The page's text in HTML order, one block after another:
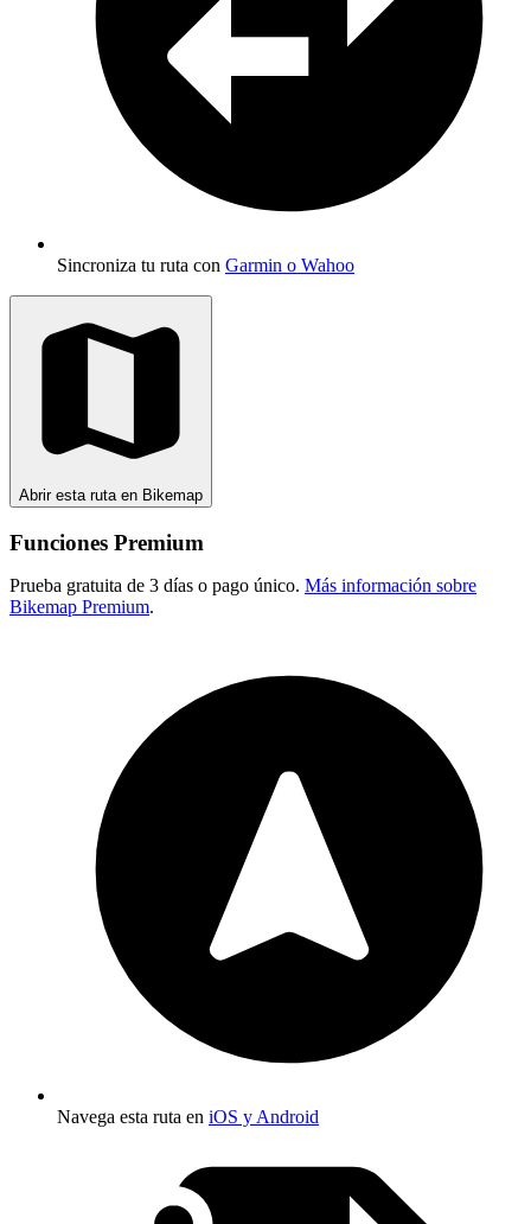
Sincroniza tu ruta con Garmin o Wahoo
Abrir esta ruta en Bikemap
Funciones Premium
Prueba gratuita de 3 días o pago único. Más información sobre
Bikemap Premium.
Navega esta ruta en iOS y Android